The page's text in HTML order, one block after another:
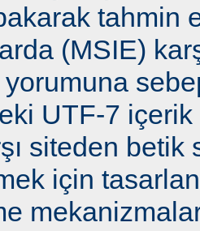
tahmin
(MSIE)
yorumuna
UTF-7
siteden betik
için